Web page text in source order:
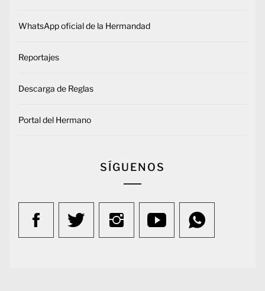
WhatsApp oficial de la Hermandad
Reportajes
Descarga de Reglas
Portal del Hermano
SÍGUENOS